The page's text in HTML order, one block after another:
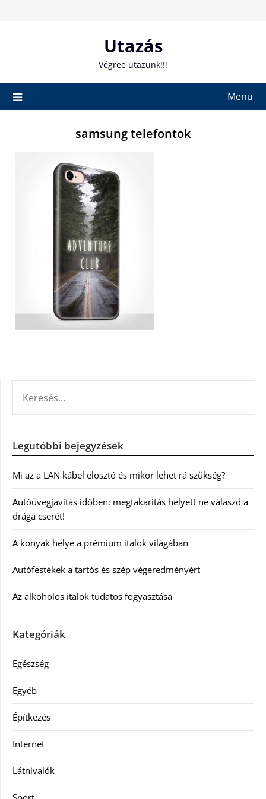
Utazás
Végree utazunk!!!
Menu
samsung telefontok
Legutóbbi bejegyzések
Mi az a LAN kábel elosztó és mikor lehet rá szükség?
Autóüvegjavítás időben: megtakarítás helyett ne válaszd a
drága cserét!
A konyak helye a prémium italok világában
Autófestékek a tartós és szép végeredményért
Az alkoholos italok tudatos fogyasztása
Kategóriák
Egészség
Egyéb
Építkezés
Internet
Látnivalók